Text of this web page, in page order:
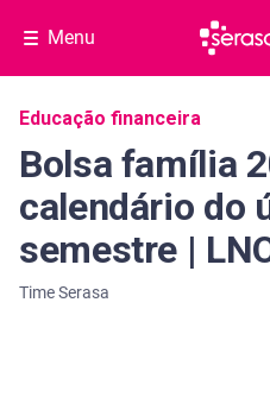
Menu
Navegação do blog
Educação financeira
Bolsa família
calendário do
semestre |
Time Serasa